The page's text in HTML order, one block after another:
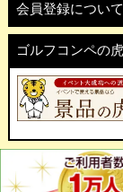
会員登録について
ゴルフコンペの